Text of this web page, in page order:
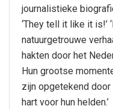
journalistieke
‘They tell it like it is!’
natuurgetrouwe
hakten door het
Hun grootse
zijn opgetekend
hart voor hun helden.’